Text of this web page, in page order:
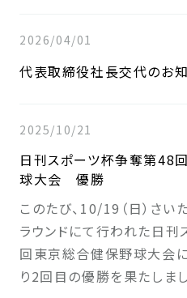
2026/04/01
代表取締役社長交代のお
2025/10/21
日刊スポーツ杯争奪第48
球大会 優勝
このたび、10/19（日）さい
ラウンドにて行われた日
回東京総合健保野球大会
り2回目の優勝を果たしまし